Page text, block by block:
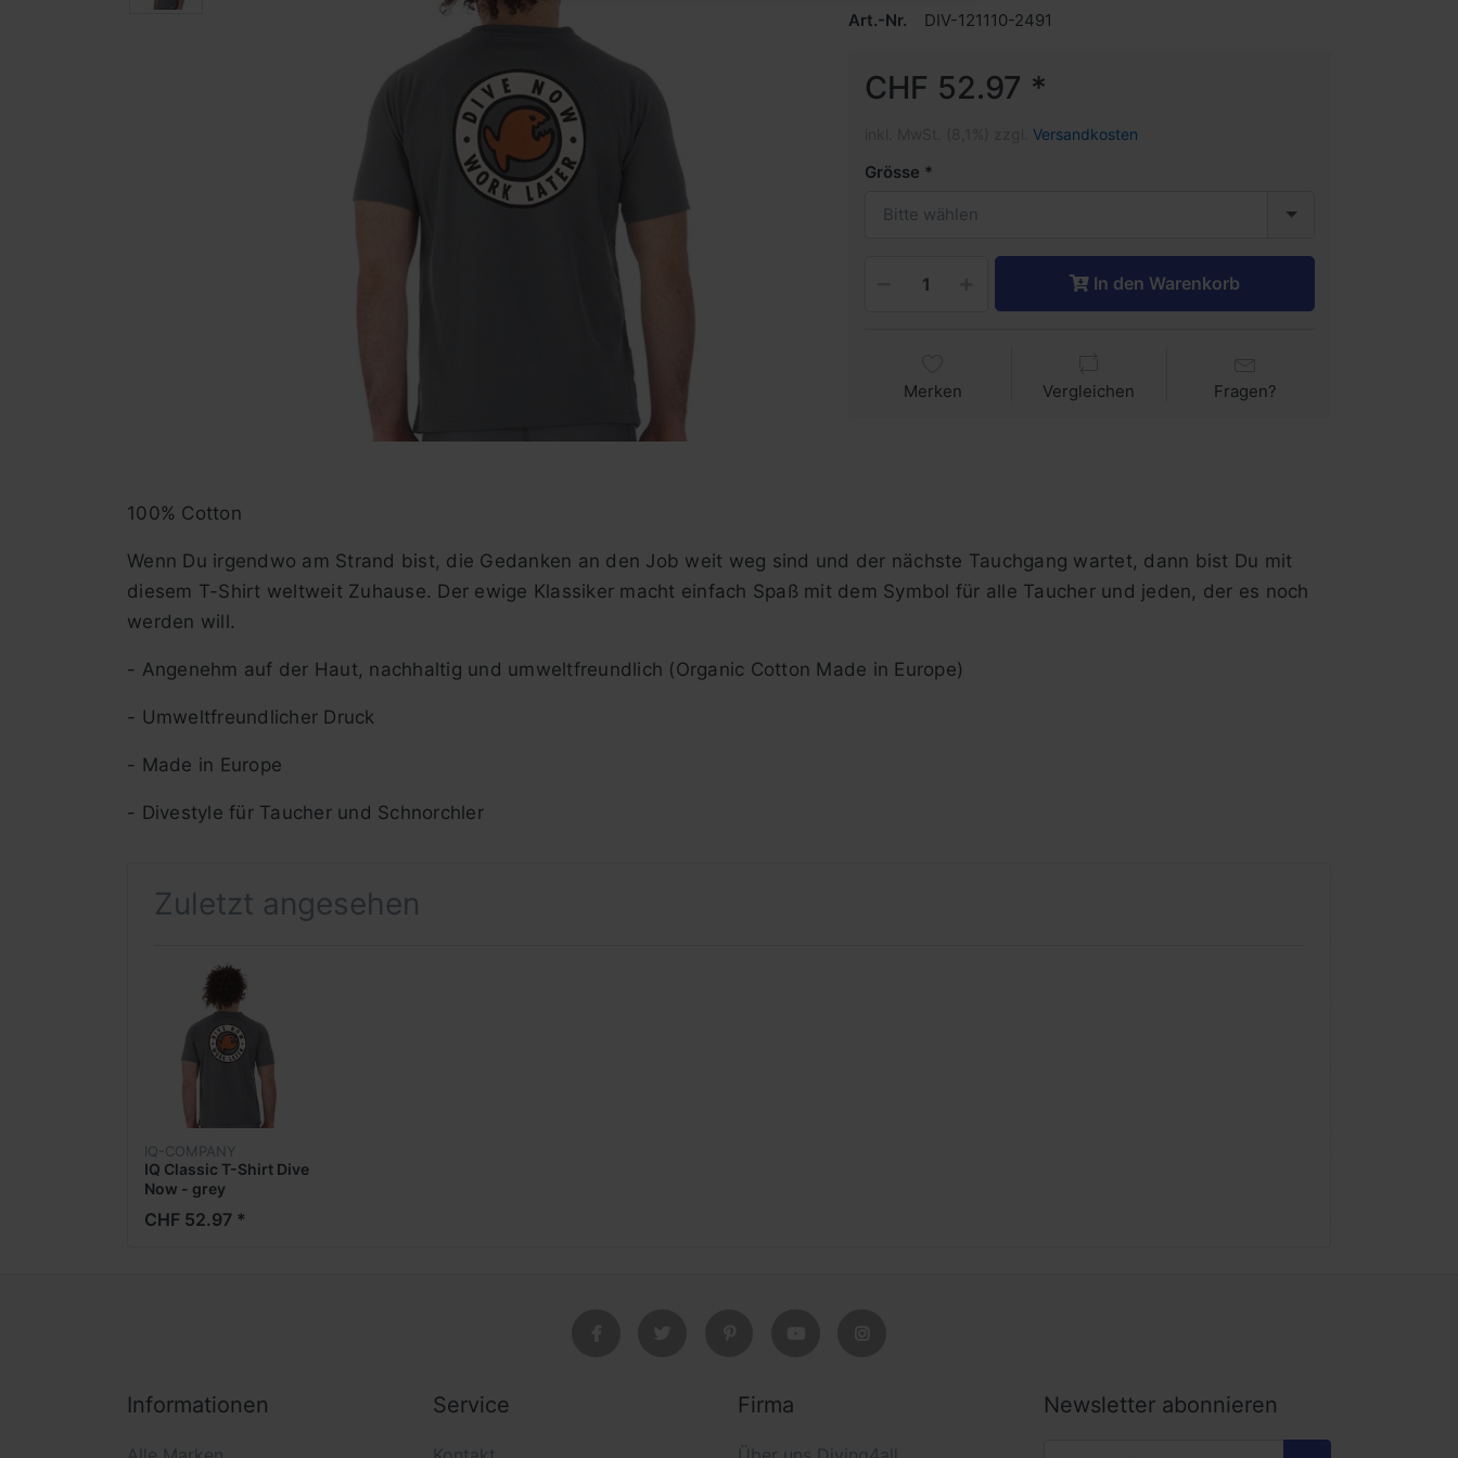
Art.-Nr.
DIV-121110-2491
CHF 52.97 *
Versandkosten
Grösse
Bitte wählen
In den Warenkorb
Merken Vergleichen Fragen?
100% Cotton
Wenn Du irgendwo am Strand bist, die Gedanken an den Job weit weg sind und der nächste Tauchgang wartet, dann bist Du mit
diesem T-Shirt weltweit Zuhause. Der ewige Klassiker macht einfach Spaß mit dem Symbol für alle Taucher und jeden, der es noch
werden will.
- Angenehm auf der Haut, nachhaltig und umweltfreundlich (Organic Cotton Made in Europe)
- Umweltfreundlicher Druck
- Made in Europe
- Divestyle für Taucher und Schnorchler
Zuletzt angesehen
IQ-COMPANY
IQ Classic T-Shirt Dive
Now - grey
CHF 52.97 *
Informationen Service Firma Newsletter abonnieren